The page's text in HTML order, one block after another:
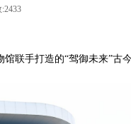
:2433
联手打造的“驾御未来”古